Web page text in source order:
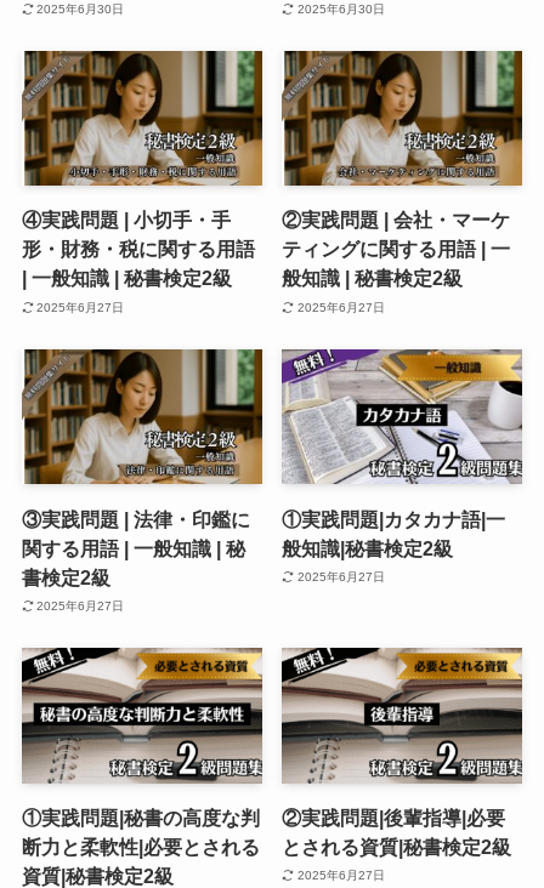
2025年6月30日 2025年6月30日
④実践問題 | 小切手・手
形・財務・税に関する用語
| 一般知識 | 秘書検定2級
2025年6月27日
②実践問題 | 会社・マーケ
ティングに関する用語 | 一
般知識 | 秘書検定2級
2025年6月27日
③実践問題 | 法律・印鑑に
関する用語 | 一般知識 | 秘
書検定2級
2025年6月27日
①実践問題|カタカナ語|一
般知識|秘書検定2級
2025年6月27日
①実践問題|秘書の高度な判
断力と柔軟性|必要とされる
資質|秘書検定2級
②実践問題|後輩指導|必要
とされる資質|秘書検定2級
2025年6月27日